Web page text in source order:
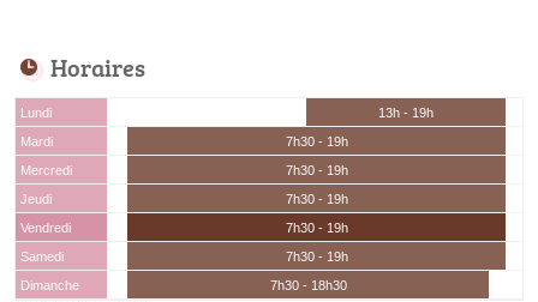
Horaires
Lundi
13h - 19h
Mardi
7h30 - 19h
Mercredi
7h30 - 19h
Jeudi
7h30 - 19h
Vendredi
7h30 - 19h
Samedi
7h30 - 19h
Dimanche
7h30 - 18h30